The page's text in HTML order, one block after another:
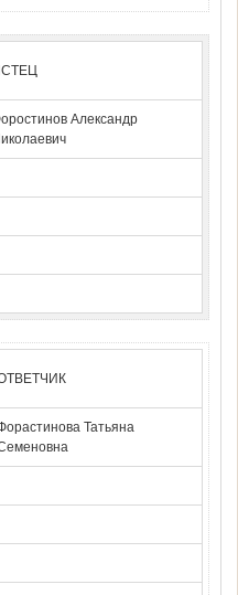
Александр
Татьяна